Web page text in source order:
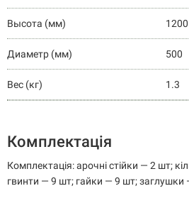
Высота (мм) 1200
Диаметр (мм) 500
Вес (кг) 1.3
Комплектація
Комплектація: арочні стійки — 2 шт;
гвинти — 9 шт; гайки — 9 шт; заглушки